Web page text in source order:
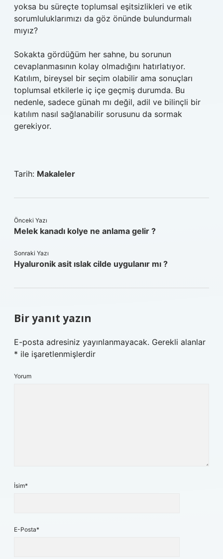
yoksa bu süreçte toplumsal eşitsizlikleri ve etik
sorumluluklarımızı da göz önünde bulundurmalı
mıyız?
Sokakta gördüğüm her sahne, bu sorunun
cevaplanmasının kolay olmadığını hatırlatıyor.
Katılım, bireysel bir seçim olabilir ama sonuçları
toplumsal etkilerle iç içe geçmiş durumda. Bu
nedenle, sadece günah mı değil, adil ve bilinçli bir
katılım nasıl sağlanabilir sorusunu da sormak
gerekiyor.
Tarih: Makaleler
Önceki Yazı
Melek kanadı kolye ne anlama gelir ?
Sonraki Yazı
Hyaluronik asit ıslak cilde uygulanır mı ?
Bir yanıt yazın
E-posta adresiniz yayınlanmayacak. Gerekli alanlar
* ile işaretlenmişlerdir
Yorum
İsim*
E-Posta*